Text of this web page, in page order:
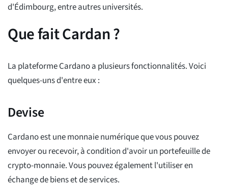
d'Édimbourg, entre autres universités.
Que fait Cardan ?
La plateforme Cardano a plusieurs fonctionnalités. Voici
quelques-uns d'entre eux :
Devise
Cardano est une monnaie numérique que vous pouvez
envoyer ou recevoir, à condition d'avoir un portefeuille de
crypto-monnaie. Vous pouvez également l'utiliser en
échange de biens et de services.